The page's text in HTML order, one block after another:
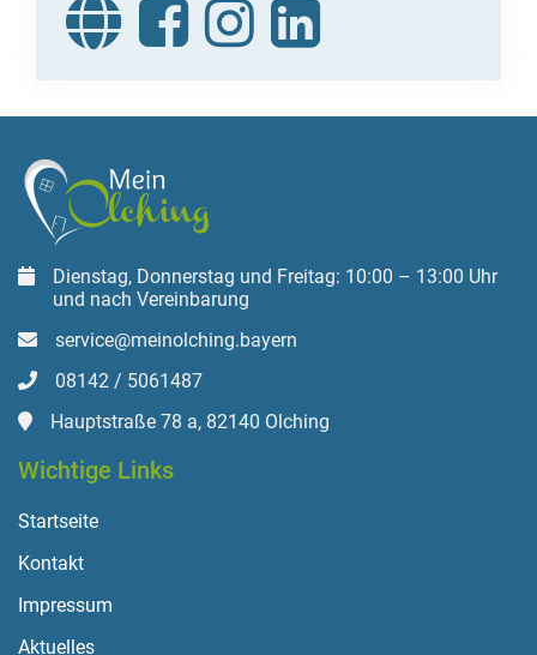
Dienstag, Donnerstag und Freitag: 10:00 – 13:00 Uhr
und nach Vereinbarung
service@meinolching.bayern
08142 / 5061487
Hauptstraße 78 a, 82140 Olching
Wichtige Links
Startseite
Kontakt
Impressum
Aktuelles